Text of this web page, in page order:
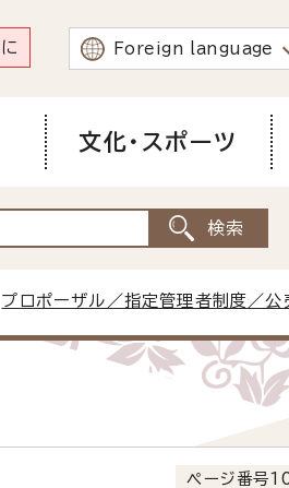
Foreign language
文化・スポーツ
プロポーザル／指定管理者制度／
ページ番号